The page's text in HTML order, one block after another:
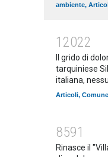
ambiente,
12022
Il grido di
tarquiniese
italiana,
Articoli, Comune
8591
Rinasce il